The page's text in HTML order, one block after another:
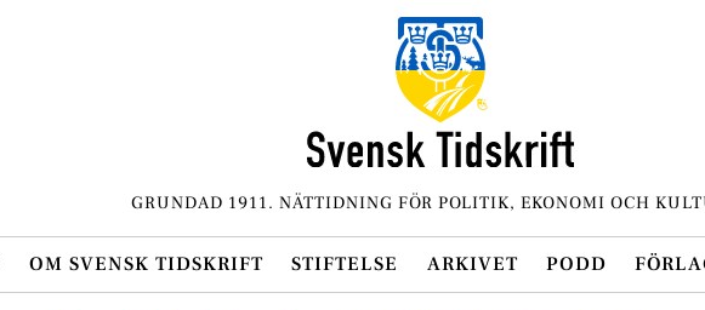
GRUNDAD 1911. NÄTTIDNING FÖR POLITIK, EKONOMI OCH
OM SVENSK TIDSKRIFT STIFTELSE ARKIVET PODD